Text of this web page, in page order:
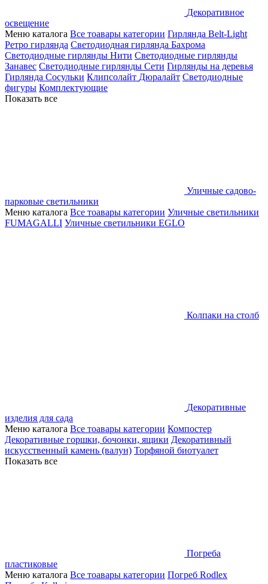
Декоративное
освещение
Меню каталога Все тоавары категории Гирлянда Belt-Light
Ретро гирлянда Светодиодная гирлянда Бахрома
Светодиодные гирлянды Нити Светодиодные гирлянды
Занавес Светодиодные гирлянды Сети Гирлянды на деревья
Гирлянда Сосульки Клипсолайт Дюралайт Светодиодные
фигуры Комплектующие
Показать все
Уличные садово-
парковые светильники
Меню каталога Все тоавары категории Уличные светильники
FUMAGALLI Уличные светильники EGLO
Колпаки на столб
Декоративные
изделия для сада
Меню каталога Все тоавары категории Компостер
Декоративные горшки, бочонки, ящики Декоративный
искусственный камень (валун) Торфяной биотуалет
Показать все
Погреба
пластиковые
Меню каталога Все тоавары категории Погреб Rodlex